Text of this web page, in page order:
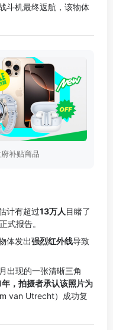
斗机最终返航，该物体
补贴商品
计有超过13万人 目睹了
式报告。
体发出强烈红外线导致
出现的一张清晰三角
，拍摄者承认该照片为
van Utrecht）成功复